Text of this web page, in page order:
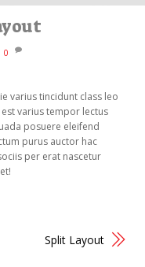
0
varius tincidunt class leo
varius tempor lectus
posuere eleifend
purus auctor hac
per erat nascetur
Split Layout